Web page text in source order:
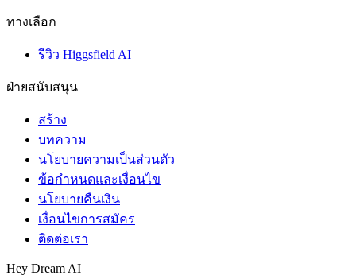
ทางเลือก
รีวิว Higgsfield AI
ฝ่ายสนับสนุน
สร้าง
บทความ
นโยบายความเป็นส่วนตัว
ข้อกำหนดและเงื่อนไข
นโยบายคืนเงิน
เงื่อนไขการสมัคร
ติดต่อเรา
Hey Dream AI